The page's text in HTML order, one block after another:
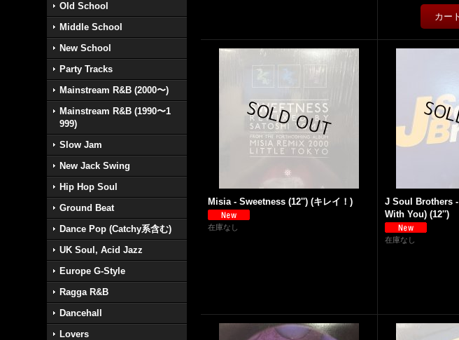
Old School
Middle School
New School
Party Tracks
Mainstream R&B (2000〜)
Mainstream R&B (1990〜1
999)
Slow Jam
New Jack Swing
Hip Hop Soul
Ground Beat
Dance Pop (Catchy系含む)
UK Soul, Acid Jazz
Europe G-Style
Ragga R&B
Dancehall
Lovers
Misia - Sweetness (12'') (キレイ！)
在庫なし
J Soul Brothers
With You) (12'')
在庫なし